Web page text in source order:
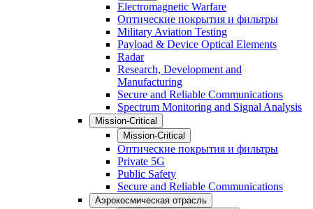
Electromagnetic Warfare
Оптические покрытия и фильтры
Military Aviation Testing
Payload & Device Optical Elements
Radar
Research, Development and
Manufacturing
Secure and Reliable Communications
Spectrum Monitoring and Signal Analysis
Mission-Critical
Mission-Critical
Оптические покрытия и фильтры
Private 5G
Public Safety
Secure and Reliable Communications
Аэрокосмическая отрасль